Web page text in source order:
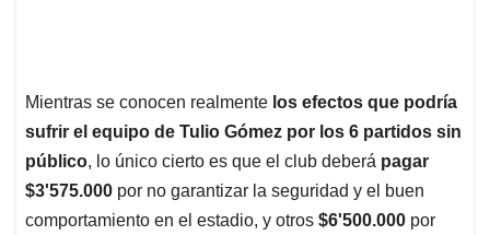
Mientras se conocen realmente los efectos que podría
sufrir el equipo de Tulio Gómez por los 6 partidos sin
público, lo único cierto es que el club deberá pagar
$3'575.000 por no garantizar la seguridad y el buen
comportamiento en el estadio, y otros $6'500.000 por